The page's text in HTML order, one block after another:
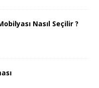
Nasıl Seçilir ?